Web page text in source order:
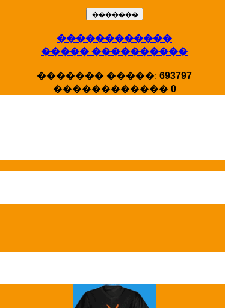
X�����
�����
������������
����� ����������
������� �����: 693797
������������ 0